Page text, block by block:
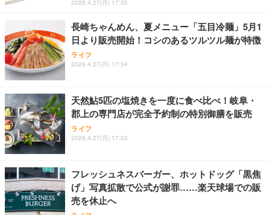
1/Type-C・Win11 Pro Mini PC USB3.2×4 企業・学
￥61,248
【整備済み品】富士通 ESPRIMO Q558 ミニPC i5第
9世代 16GB SSD256GB Win11 Office2021 WiFi
￥3,493
天羽の梅 1800ml （ハイボールの元 焼酎用）[天羽飲
料製造 東京都]
化粧箱入り 手提げ紙袋 熨斗対応可 南部食鶏 RK-29-
￥4,066
Butz Delicatessen おつまみアソートセット 【誕生
日用（バースデーカード付き）】 おつまみセット 6
品 食べ比べ ご自宅用 お中元 合鴨 牛タン ロースト
2026.4.27(月) 17:35
長崎ちゃんめん、夏メニュー「五目冷麺」5月1
日より販売開始！コシのあるツルツル麺が特徴
ライフ
2026.4.27(月) 17:34
天然鮎5匹の塩焼きを一度に食べ比べ！岐阜・
郡上の専門店が完全予約制の特別御膳を販売
ライフ
2026.4.27(月) 17:23
フレッシュネスバーガー、ホットドッグ「黒焦
げ」写真拡散で公式が謝罪……楽天球場での販
売を休止へ